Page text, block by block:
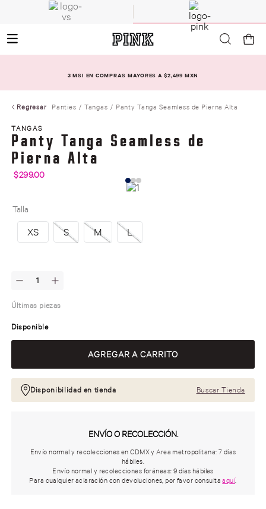
3 MSI EN COMPRAS MAYORES A $2,499 MXN
Regresar Panties Tangas Panty Tanga Seamless de Pierna Alta
TANGAS
Panty Tanga Seamless de
Pierna Alta
$299.00
Talla
XS S M L
Últimas piezas
Disponible
Disponibilidad en tienda Buscar Tienda
ENVÍO O RECOLECCIÓN.
Envío normal y recolecciones en CDMX y Area metropolitana: 7 días
hábiles.
Envío normal y recolecciones foráneas: 9 días hábiles
Para cualquier aclaración con devoluciones, por favor consultaaquí.